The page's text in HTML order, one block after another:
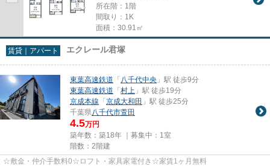
所在階：1階
間取り：1K
面積：30.91㎡
賃貸｜アパート エクレール君塚
東葉高速鉄道 「 八千代中央 」駅 徒歩9分
東葉高速鉄道 「 村上 」駅 徒歩19分
京成本線 「 京成大和田 」駅 徒歩25分
千葉県八千代市萱田
4.5万円
築年数：築18年 ｜募集中： 1室
階数：2階建
☆敷金・仲介手数料0☆ロフト・家具家電付き☆家賃1ヶ月無料